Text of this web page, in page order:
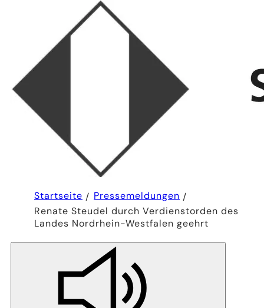
Startseite
Pressemeldungen
Renate Steudel durch Verdienstorden des
Landes Nordrhein-Westfalen geehrt